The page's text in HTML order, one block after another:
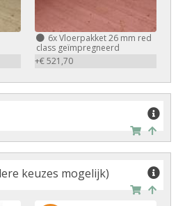
6xVloerpakket 26 mm red
class geïmpregneerd
+€ 521,70
keuzes mogelijk)